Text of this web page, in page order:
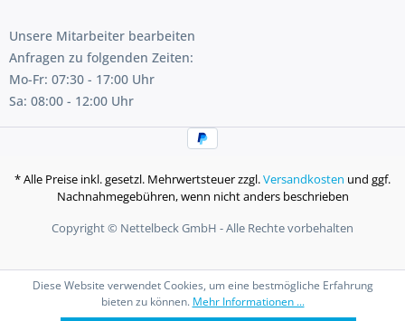
Unsere Mitarbeiter bearbeiten
Anfragen zu folgenden Zeiten:
Mo-Fr: 07:30 - 17:00 Uhr
Sa: 08:00 - 12:00 Uhr
* Alle Preise inkl. gesetzl. Mehrwertsteuer zzgl.Versandkosten und ggf.
Nachnahmegebühren, wenn nicht anders beschrieben
Copyright © Nettelbeck GmbH - Alle Rechte vorbehalten
Diese Website verwendet Cookies, um eine bestmögliche Erfahrung
bieten zu können. Mehr Informationen ...